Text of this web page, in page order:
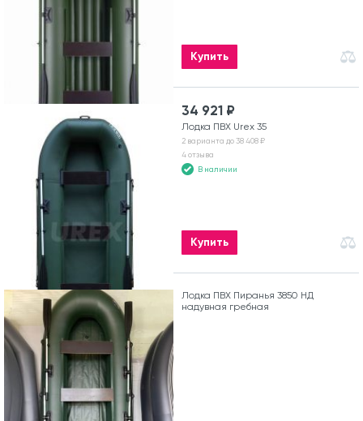
Купить
34 921 ₽
Лодка ПВХ Urex 35
2 варианта до 38 408 ₽
4 отзыва
В наличии
Купить
Лодка ПВХ Пиранья 3850 НД
надувная гребная